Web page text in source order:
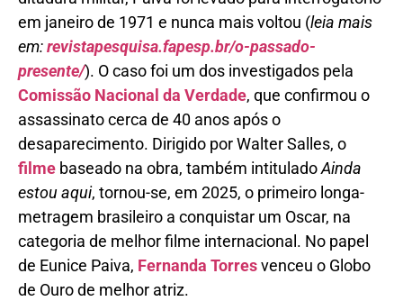
em janeiro de 1971 e nunca mais voltou (leia mais
em:revistapesquisa.fapesp.br/o-passado-
presente/). O caso foi um dos investigados pela
Comissão Nacional da Verdade, que confirmou o
assassinato cerca de 40 anos após o
desaparecimento. Dirigido por Walter Salles, o
filme baseado na obra, também intituladoAinda
estou aqui, tornou-se, em 2025, o primeiro longa-
metragem brasileiro a conquistar um Oscar, na
categoria de melhor filme internacional. No papel
de Eunice Paiva, Fernanda Torresvenceu o Globo
de Ouro de melhor atriz.